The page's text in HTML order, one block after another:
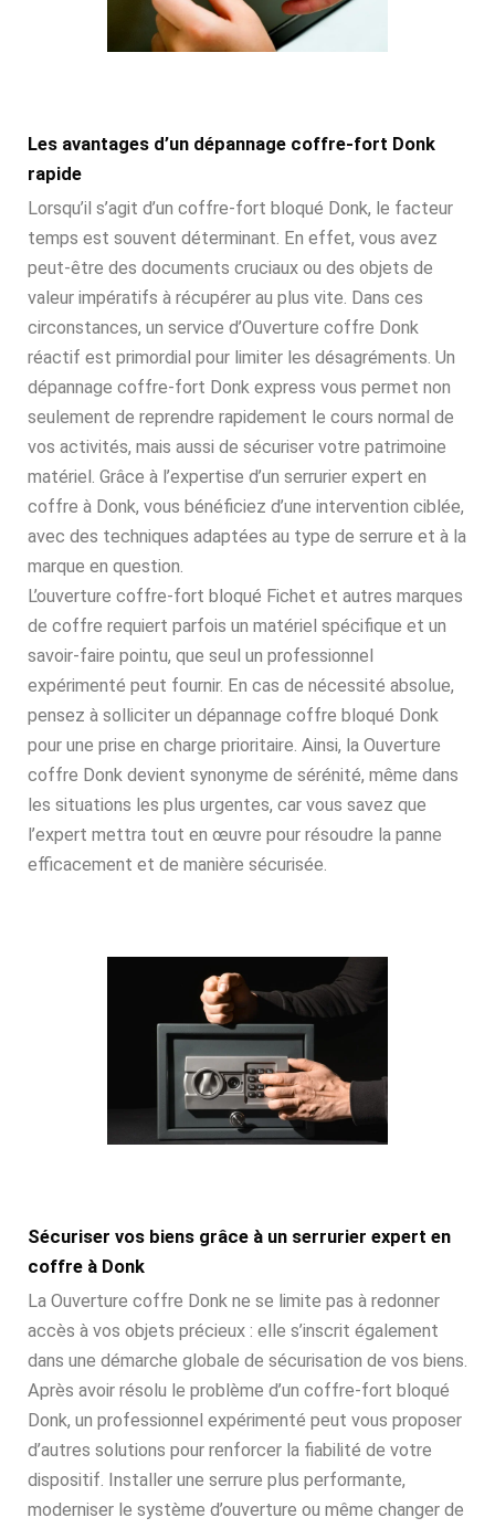
Les avantages d’un dépannage coffre-fort Donk
rapide
Lorsqu’il s’agit d’un coffre-fort bloqué Donk, le facteur
temps est souvent déterminant. En effet, vous avez
peut-être des documents cruciaux ou des objets de
valeur impératifs à récupérer au plus vite. Dans ces
circonstances, un service d’Ouverture coffre Donk
réactif est primordial pour limiter les désagréments. Un
dépannage coffre-fort Donk express vous permet non
seulement de reprendre rapidement le cours normal de
vos activités, mais aussi de sécuriser votre patrimoine
matériel. Grâce à l’expertise d’un serrurier expert en
coffre à Donk, vous bénéficiez d’une intervention ciblée,
avec des techniques adaptées au type de serrure et à la
marque en question.
L’ouverture coffre-fort bloqué Fichet et autres marques
de coffre requiert parfois un matériel spécifique et un
savoir-faire pointu, que seul un professionnel
expérimenté peut fournir. En cas de nécessité absolue,
pensez à solliciter un dépannage coffre bloqué Donk
pour une prise en charge prioritaire. Ainsi, la Ouverture
coffre Donk devient synonyme de sérénité, même dans
les situations les plus urgentes, car vous savez que
l’expert mettra tout en œuvre pour résoudre la panne
efficacement et de manière sécurisée.
Sécuriser vos biens grâce à un serrurier expert en
coffre à Donk
La Ouverture coffre Donk ne se limite pas à redonner
accès à vos objets précieux : elle s’inscrit également
dans une démarche globale de sécurisation de vos biens.
Après avoir résolu le problème d’un coffre-fort bloqué
Donk, un professionnel expérimenté peut vous proposer
d’autres solutions pour renforcer la fiabilité de votre
dispositif. Installer une serrure plus performante,
moderniser le système d’ouverture ou même changer de